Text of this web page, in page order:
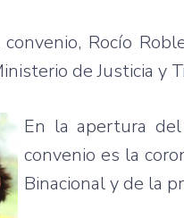
Rocío
de Justicia y
En la apertura
convenio es la
Binacional y de la